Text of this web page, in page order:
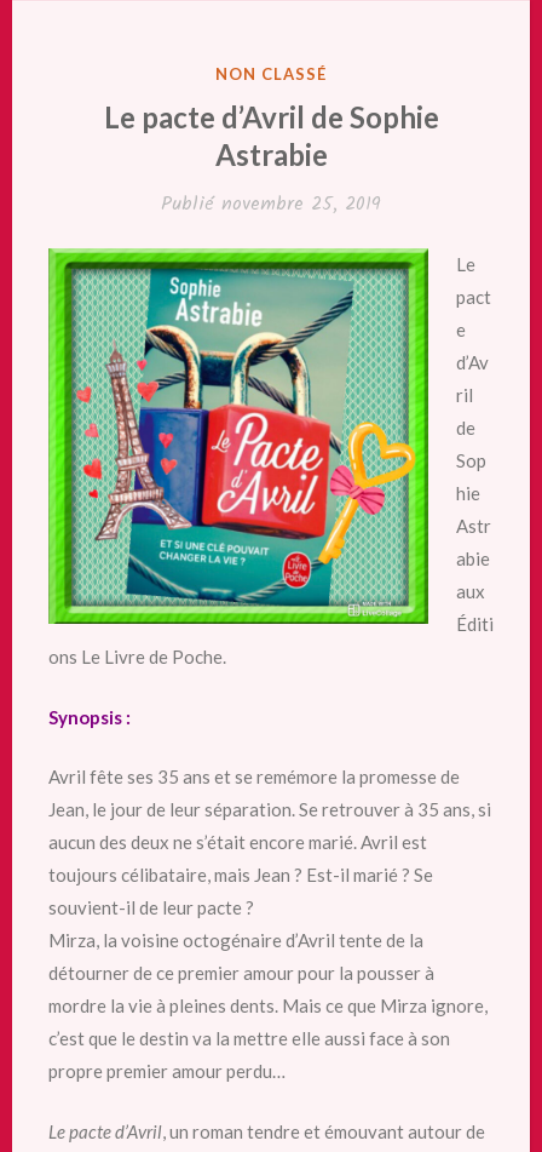
PUBLIÉ
NON CLASSÉ
Le pacte d’Avril de Sophie
Astrabie
Publié novembre 25, 2019
Le
pact
e
d’Av
ril
de
Sop
hie
Astr
abie
aux
Éditi
ons Le Livre de Poche.
Synopsis :
Avril fête ses 35 ans et se remémore la promesse de
Jean, le jour de leur séparation. Se retrouver à 35 ans, si
aucun des deux ne s’était encore marié. Avril est
toujours célibataire, mais Jean ? Est-il marié ? Se
souvient-il de leur pacte ?
Mirza, la voisine octogénaire d’Avril tente de la
détourner de ce premier amour pour la pousser à
mordre la vie à pleines dents. Mais ce que Mirza ignore,
c’est que le destin va la mettre elle aussi face à son
propre premier amour perdu…
Le pacte d’Avril, un roman tendre et émouvant autour de